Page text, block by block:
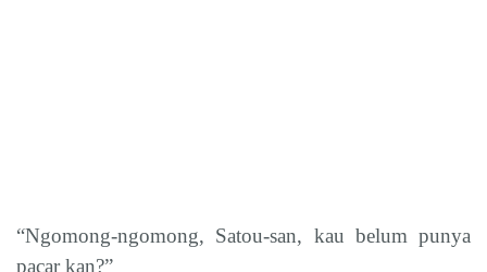
“Ngomong-ngomong, Satou-san, kau belum punya
pacar kan?”